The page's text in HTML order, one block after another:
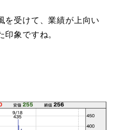
を受けて、業績が上向い
象ですね。